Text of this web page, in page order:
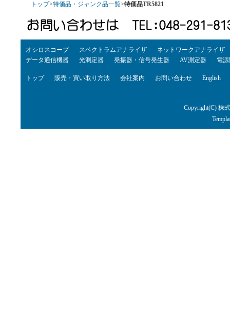
トップ>特価品・ジャンク品一覧>特価品TR5821
オシロスコープ スペクトラムアナライザ
ネットワークアナライザ
データ通信機器
光測定器 発振器・信号発生器 AV測定器 電
トップ 販売・買い取り方法 会社案内 お問い合わせ English
Copyright(C) 株